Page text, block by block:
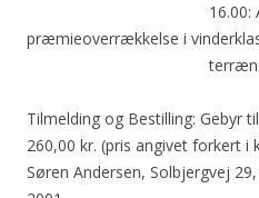
16.00:
præmieoverrækkelse i
Tilmelding og Bestilling: Gebyr
260,00 kr. (pris angivet forkert i
Søren Andersen, Solbjergvej